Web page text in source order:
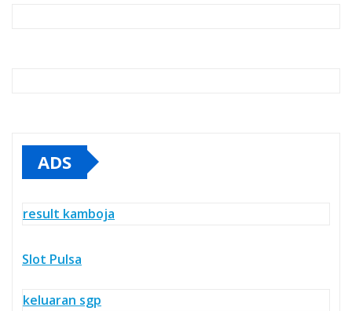
ADS
result kamboja
Slot Pulsa
keluaran sgp